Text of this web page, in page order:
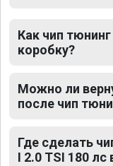
Как чип
коробку?
Можно ли
после чип
Где сделать
I 2.0 TSI 180